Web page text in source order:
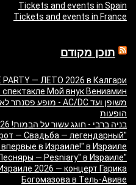
Tickets and events in Spain
Tickets and events in France
תוכן מקודם
PARTY — ЛЕТО 2026 в Калгари
Мой внук Вениамин
הופעות
בניה ברבי - חוגג עשור על הבמות! 2026 - כרטיסים ולוח הופעות
— Свадьба — легендарный
в Израиле!" в Израиле
"Песняры — Pesniary" в Израиле
2026 — концерт Гарика
Богомазова в Тель-Авиве